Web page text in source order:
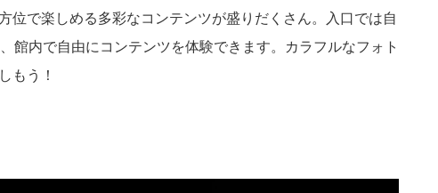
位で楽しめる多彩なコンテンツが盛りだくさん。入口では自
館内で自由にコンテンツを体験できます。カラフルなフォト
もう！